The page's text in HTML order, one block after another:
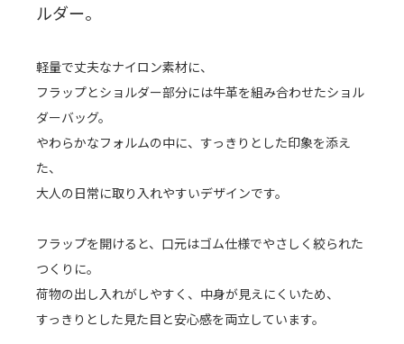
ルダー。
軽量で丈夫なナイロン素材に、
フラップとショルダー部分には牛革を組み合わせたショル
ダーバッグ。
やわらかなフォルムの中に、すっきりとした印象を添え
た、
大人の日常に取り入れやすいデザインです。
フラップを開けると、口元はゴム仕様でやさしく絞られた
つくりに。
荷物の出し入れがしやすく、中身が見えにくいため、
すっきりとした見た目と安心感を両立しています。